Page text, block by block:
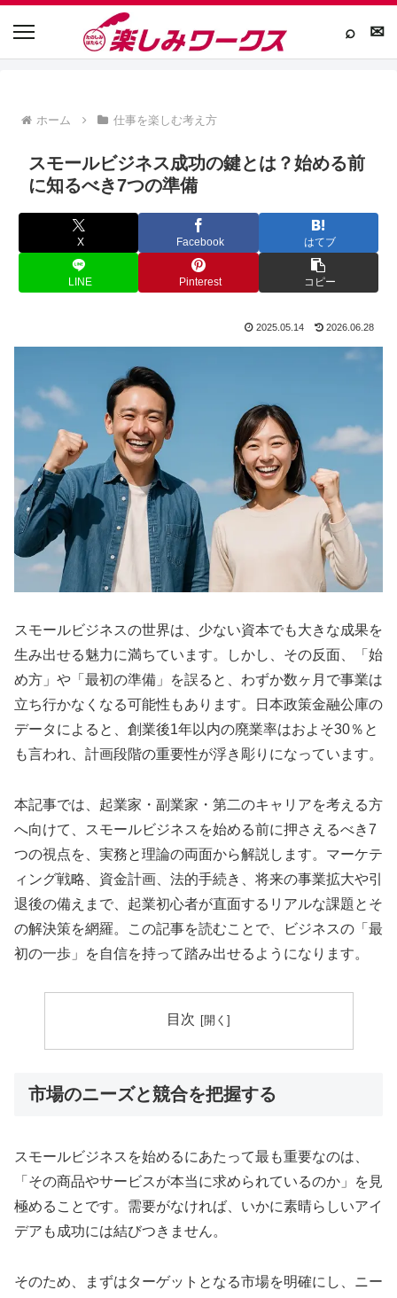
⌕ ✉
ホーム 仕事を楽しむ考え方
スモールビジネス成功の鍵とは？始める前
に知るべき7つの準備
X Facebook はてブ
LINE Pinterest コピー
2025.05.14 2026.06.28
スモールビジネスの世界は、少ない資本でも大きな成果を
生み出せる魅力に満ちています。しかし、その反面、「始
め方」や「最初の準備」を誤ると、わずか数ヶ月で事業は
立ち行かなくなる可能性もあります。日本政策金融公庫の
データによると、創業後1年以内の廃業率はおよそ30％と
も言われ、計画段階の重要性が浮き彫りになっています。
本記事では、起業家・副業家・第二のキャリアを考える方
へ向けて、スモールビジネスを始める前に押さえるべき7
つの視点を、実務と理論の両面から解説します。マーケテ
ィング戦略、資金計画、法的手続き、将来の事業拡大や引
退後の備えまで、起業初心者が直面するリアルな課題とそ
の解決策を網羅。この記事を読むことで、ビジネスの「最
初の一歩」を自信を持って踏み出せるようになります。
目次
市場のニーズと競合を把握する
スモールビジネスを始めるにあたって最も重要なのは、
「その商品やサービスが本当に求められているのか」を見
極めることです。需要がなければ、いかに素晴らしいアイ
デアも成功には結びつきません。
そのため、まずはターゲットとなる市場を明確にし、ニー